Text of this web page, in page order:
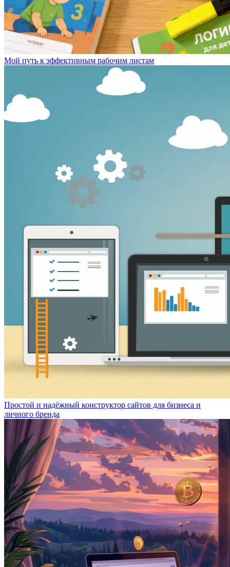
Мой путь к эффективным рабочим листам
Простой и надёжный конструктор сайтов для бизнеса и
личного бренда